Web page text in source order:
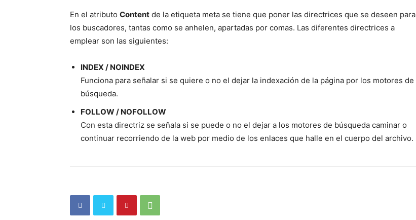
En el atributo Content de la etiqueta meta se tiene que poner las directrices que se deseen para
los buscadores, tantas como se anhelen, apartadas por comas. Las diferentes directrices a
emplear son las siguientes:
INDEX / NOINDEX
Funciona para señalar si se quiere o no el dejar la indexación de la página por los motores de
búsqueda.
FOLLOW / NOFOLLOW
Con esta directriz se señala si se puede o no el dejar a los motores de búsqueda caminar o
continuar recorriendo de la web por medio de los enlaces que halle en el cuerpo del archivo.